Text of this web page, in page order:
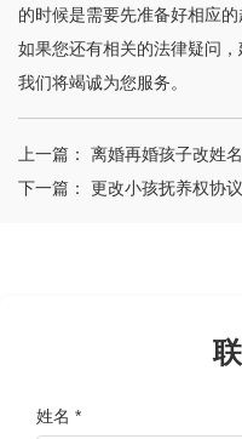
的时候是需要先准备好相应
如果您还有相关的法律疑问
我们将竭诚为您服务。
上一篇： 离婚再婚孩子改姓
下一篇： 更改小孩抚养权协
姓名 *